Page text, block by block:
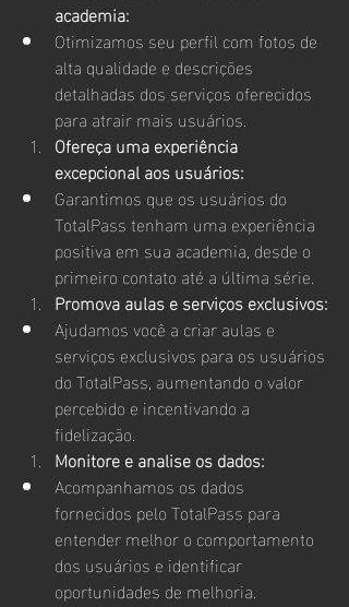
academia:
Otimizamos seu perfil com fotos de
alta qualidade e descrições
detalhadas dos serviços oferecidos
para atrair mais usuários.
Ofereça uma experiência
excepcional aos usuários:
Garantimos que os usuários do
TotalPass tenham uma experiência
positiva em sua academia, desde o
primeiro contato até a última série.
Promova aulas e serviços exclusivos:
Ajudamos você a criar aulas e
serviços exclusivos para os usuários
do TotalPass, aumentando o valor
percebido e incentivando a
fidelização.
Monitore e analise os dados:
Acompanhamos os dados
fornecidos pelo TotalPass para
entender melhor o comportamento
dos usuários e identificar
oportunidades de melhoria.